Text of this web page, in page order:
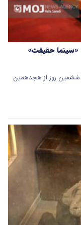
«سینما حقیقت»
۲۳ آذرماه همزمان با ششمین روز از هجدهمین